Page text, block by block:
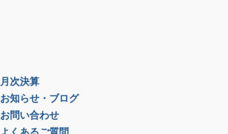
月次決算
お知らせ・ブログ
お問い合わせ